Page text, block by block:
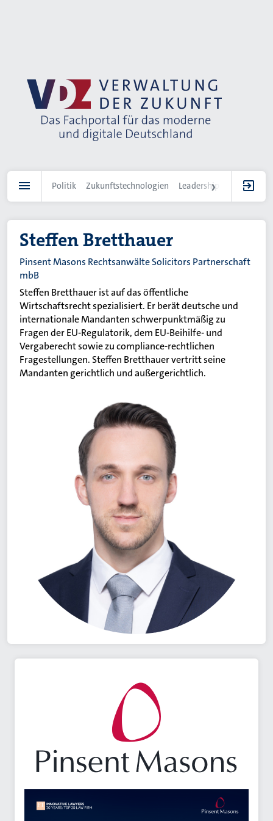
Politik Zukunftstechnologien Leadership IT-
Steffen Bretthauer
Pinsent Masons Rechtsanwälte Solicitors Partnerschaft
mbB
Steffen Bretthauer ist auf das öffentliche
Wirtschaftsrecht spezialisiert. Er berät deutsche und
internationale Mandanten schwerpunktmäßig zu
Fragen der EU-Regulatorik, dem EU-Beihilfe- und
Vergaberecht sowie zu compliance-rechtlichen
Fragestellungen. Steffen Bretthauer vertritt seine
Mandanten gerichtlich und außergerichtlich.